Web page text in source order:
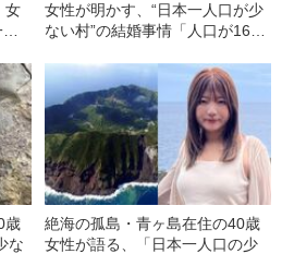
女
顔
女性が明かす、“日本一人口が少
ない村”の結婚事情「人口が166
歳
な
絶海の孤島・青ヶ島在住の40歳
女性が語る、「日本一人口の少